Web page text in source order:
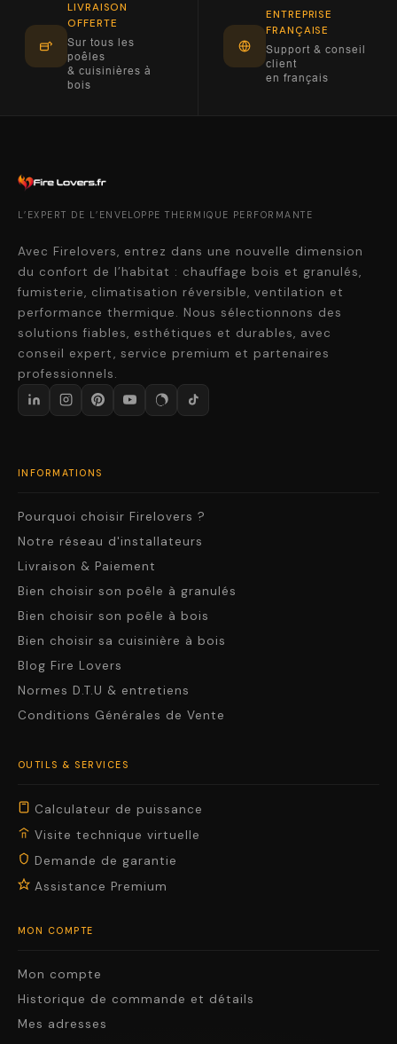
LIVRAISON
OFFERTE
Sur tous les
poêles
& cuisinières à
bois
ENTREPRISE
FRANÇAISE
Support & conseil
client
en français
L’EXPERT DE L’ENVELOPPE THERMIQUE PERFORMANTE
Avec Firelovers, entrez dans une nouvelle dimension
du confort de l’habitat : chauffage bois et granulés,
fumisterie, climatisation réversible, ventilation et
performance thermique. Nous sélectionnons des
solutions fiables, esthétiques et durables, avec
conseil expert, service premium et partenaires
professionnels.
INFORMATIONS
Pourquoi choisir Firelovers ?
Notre réseau d'installateurs
Livraison & Paiement
Bien choisir son poêle à granulés
Bien choisir son poêle à bois
Bien choisir sa cuisinière à bois
Blog Fire Lovers
Normes D.T.U & entretiens
Conditions Générales de Vente
OUTILS & SERVICES
Calculateur de puissance
Visite technique virtuelle
Demande de garantie
Assistance Premium
MON COMPTE
Mon compte
Historique de commande et détails
Mes adresses